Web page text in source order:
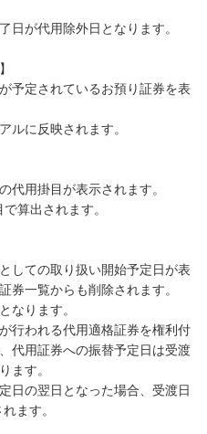
日が代用除外日となります。
予定されているお預り証券を表
ルに反映されます。
代用掛目が表示されます。
算出されます。
しての取り扱い開始予定日が表
券一覧からも削除されます。
なります。
行われる代用適格証券を権利付
代用証券への振替予定日は受渡
ます。
日の翌日となった場合、受渡日
ます。